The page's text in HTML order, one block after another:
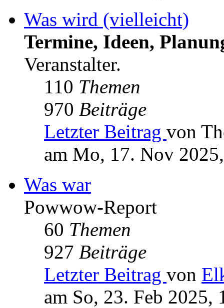
Was wird (vielleicht)
Termine, Ideen,
Veranstalter.
110 Themen
970 Beiträge
Letzter Beitrag von
am Mo, 17. Nov
Was war
Powwow-Report
60 Themen
927 Beiträge
Letzter Beitrag von
am So, 23. Feb 2025,